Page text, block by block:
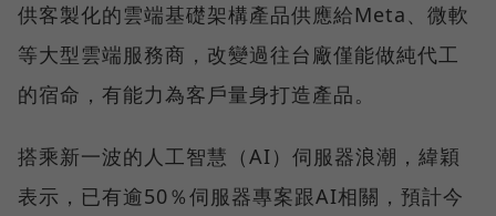
供客製化的雲端基礎架構產品供應給Meta、微軟
等大型雲端服務商，改變過往台廠僅能做純代工
的宿命，有能力為客戶量身打造產品。
搭乘新一波的人工智慧（AI）伺服器浪潮，緯穎
表示，已有逾50％伺服器專案跟AI相關，預計今